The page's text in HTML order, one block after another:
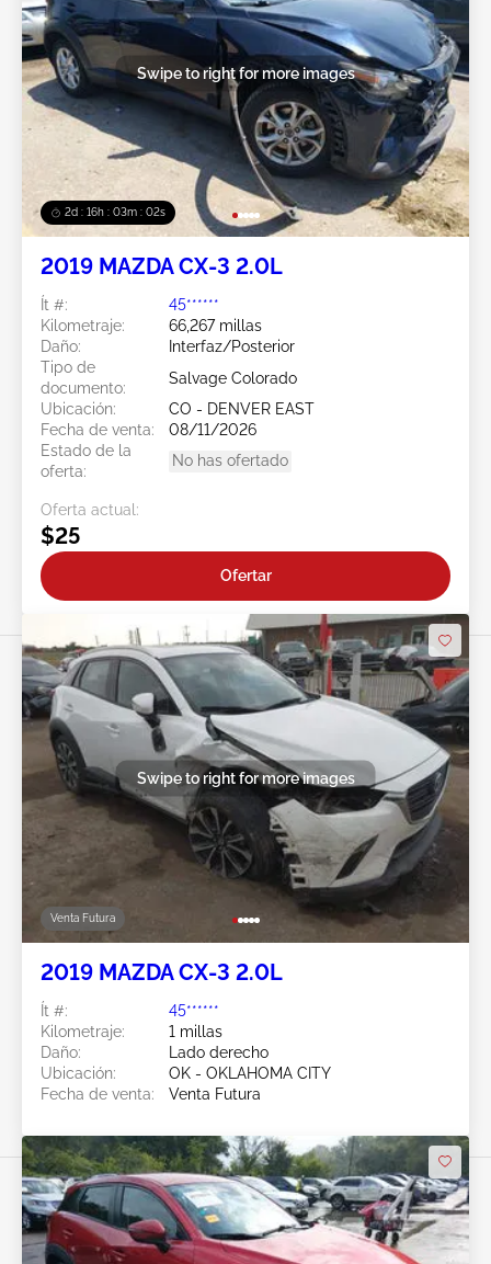
2d : 16h : 03m : 00s
Swipe to right for more images
2019 MAZDA CX-3 2.0L
Ít #:
45******
Kilometraje:
66,267 millas
Daño:
Interfaz/Posterior
Tipo de
documento:
Salvage Colorado
Ubicación:
CO - DENVER EAST
Fecha de venta:
08/11/2026
Estado de la
oferta:
No has ofertado
Oferta actual:
$25
Ofertar
Venta Futura
Swipe to right for more images
2019 MAZDA CX-3 2.0L
Ít #:
45******
Kilometraje:
1 millas
Daño:
Lado derecho
Ubicación:
OK - OKLAHOMA CITY
Fecha de venta:
Venta Futura